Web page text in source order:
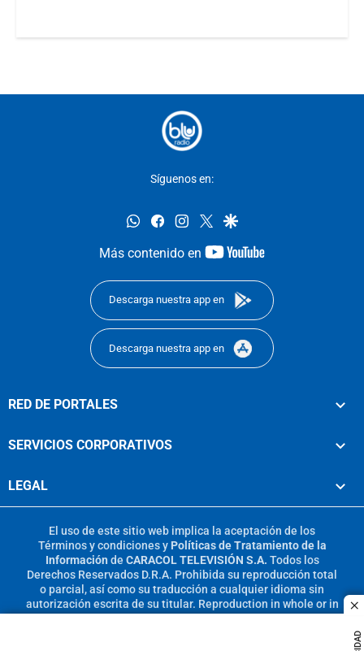
Síguenos en:
whatsappfacebookinstagram
twittergoogle
Más contenido en
youtube-
Descarga nuestra app en
Descarga nuestra app en
RED DE PORTALES
SERVICIOS CORPORATIVOS
LEGAL
El uso de este sitio web implica la aceptación de los
Términos y condicionesy Políticas de Tratamiento de la
Información de CARACOL TELEVISIÓN S.A. Todos los
Derechos Reservados D.R.A. Prohibida su reproducción total
o parcial, así como su traducción a cualquier idioma sin
autorización escrita de su titular. Reproduction in whole or in